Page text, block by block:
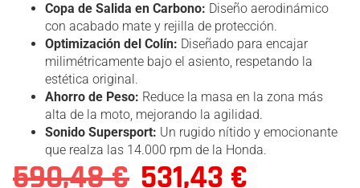
Copa de Salida en Carbono: Diseño aerodinámico
con acabado mate y rejilla de protección.
Optimización del Colín: Diseñado para encajar
milimétricamente bajo el asiento, respetando la
estética original.
Ahorro de Peso: Reduce la masa en la zona más
alta de la moto, mejorando la agilidad.
Sonido Supersport: Un rugido nítido y emocionante
que realza las 14.000 rpm de la Honda.
590,48€ 531,43€